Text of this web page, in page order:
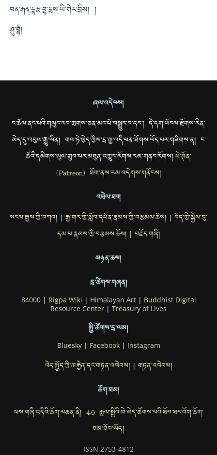
བན་རྒན་དྷརྨ་བྷ་དྲས་ཡི་གེར་བྲིས། །
ཤུ་བྷཾ།
ཞལ་འདེབས།
ང་ཚོས་ནང་པའི་གསུང་རབ་གྲགས་ཅན་མང་པོ་བསྒྱུར་བ་དང་། དེ་དག་ཡོངས་རྫོགས་རིན་
མེད་དུ་འབུལ་རྒྱུ་ཡིན། གལ་ཏེ་ཁྱེད་ཀྱིས་དྲ་རྒྱ་འདི་ཕན་ཐོགས་ཡོད་པར་གཟིགས་ན། ང་
ཚོའི་དམིགས་ཡུལ་གྲུབ་པར་མཐུན་འགྱུར་རོགས་རམ་གནང་རོགས།པེ་ཊོན་
(Patreon) ཐོག་ནས་རམ་འདེགས་གནོངས།
འབྲེལ་ཐག
སངས་རྒྱས་ཀྱི་བཀའ། རྒྱ་གར་གྱི་སློབ་དཔོན་རྣམས་ཀྱི་བརྩམས་ཆོས། བོད་གྱི་སྐྱེས་བུ་
དམ་པ་རྣམས་ཀྱི་བརྩམས་ཆོས། བརྗོད་གཞི།
མཉན་ཆས།
དྲ་ཚིགས་གཞན།
84000| Rigpa Wiki Himalayan Art| Buddhist Digital
Resource Center
Treasury of Lives
སྤྱི་ཚོགས་དྲ་ལམ།
Bluesky| Facebook| Instagram
བེད་སྤྱོད་ཀྱི་ཆ་རྐྱེན་དང་གཏན་འབེབས། གཏན་འབེབས།
ཆོག་ཐམ།
ལས་གཞི་འདིའི་ཆོག་མཆན་ནི། 4.0 རྒྱལ་སྤྱིའི་ཁེ་མེད་ཚོགས་པའི་ཐོབ་ཐང་འོག་ཆོག་
ཐམ་ཐོབ་ཡོད།
ISSN 2753-4812